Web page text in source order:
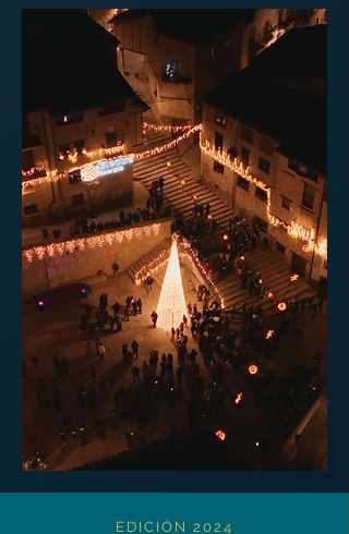
EDICIÓN 2024